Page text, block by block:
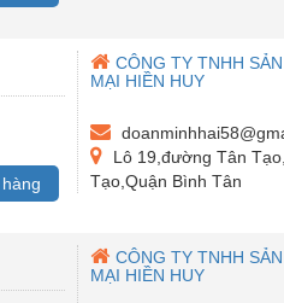
CÔNG TY TNHH
MẠI HIỀN HUY
Lô 19,đường Tân
Tạo,Quận Bình Tân
CÔNG TY TNHH
MẠI HIỀN HUY